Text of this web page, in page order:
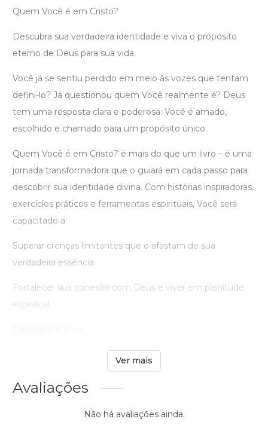
Quem Você é em Cristo?
Descubra sua verdadeira identidade e viva o propósito
eterno de Deus para sua vida.
Você já se sentiu perdido em meio às vozes que tentam
defini-lo? Já questionou quem Você realmente é? Deus
tem uma resposta clara e poderosa: Você é amado,
escolhido e chamado para um propósito único.
Quem Você é em Cristo? é mais do que um livro – é uma
jornada transformadora que o guiará em cada passo para
descobrir sua identidade divina. Com histórias inspiradoras,
exercícios práticos e ferramentas espirituais, Você será
capacitado a:
Superar crenças limitantes que o afastam de sua
verdadeira essência.
Fortalecer sua conexão com Deus e viver em plenitude
espiritual.
Ver mais
Avaliações
Não há avaliações ainda.